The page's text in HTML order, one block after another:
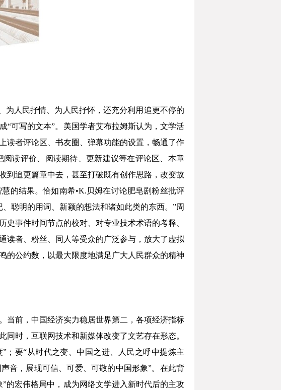
为人民抒情、为人民抒怀，还充分利用追更不停的
“可写的文本”。美国学者艾布拉姆斯认为，文学活
读者评论区、书友圈、弹幕功能的设置，畅通了作
读评价、阅读期待、更新建议等在评论区、本章
到追更篇章中去，甚至打破既有创作思路，改变故
的结果。恰如南希•K.贝姆在讨论肥皂剧粉丝批评
聪明的用词、新颖的想法和诸如此类的东西。”周
事件时间节点的校对、对专业技术术语的考释、
读者、粉丝、同人等受众的广泛参与，放大了虚拟
的公约数，以最大限度地满足广大人民群众的精神
当前，中国经济实力稳居世界第二，各项经济指标
时，互联网技术和新媒体改变了文艺存在形态。
；要“从时代之变、中国之进、人民之呼中提炼主
音，展现可信、可爱、可敬的中国形象”。在此背
的宏伟格局中，成为网络文学进入新时代后的主攻